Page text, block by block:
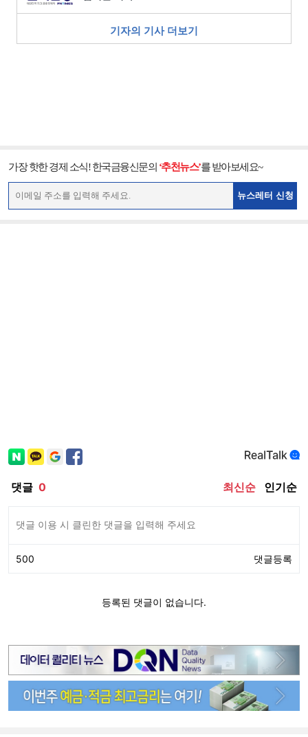
기자의 기사 더보기
가장 핫한 경제 소식! 한국금융신문의 ‘추천뉴스’를 받아보세요~
뉴스레터 신청